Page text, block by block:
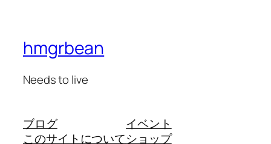
hmgrbean
Needs to live
ブログ
このサイトについて
イベント
ショップ